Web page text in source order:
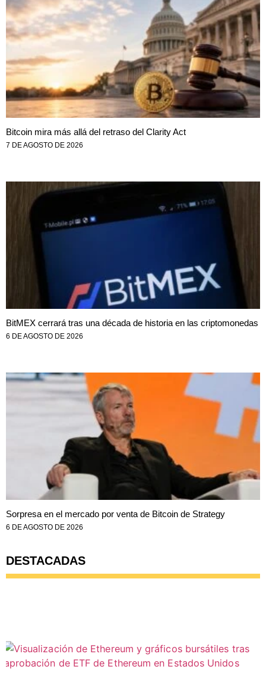
Bitcoin mira más allá del retraso del Clarity Act
7 DE AGOSTO DE 2026
BitMEX cerrará tras una década de historia en las criptomonedas
6 DE AGOSTO DE 2026
Sorpresa en el mercado por venta de Bitcoin de Strategy
6 DE AGOSTO DE 2026
DESTACADAS